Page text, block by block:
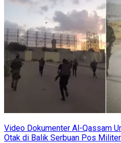
Video Dokumenter Al-Qassam
Otak di Balik Serbuan Pos